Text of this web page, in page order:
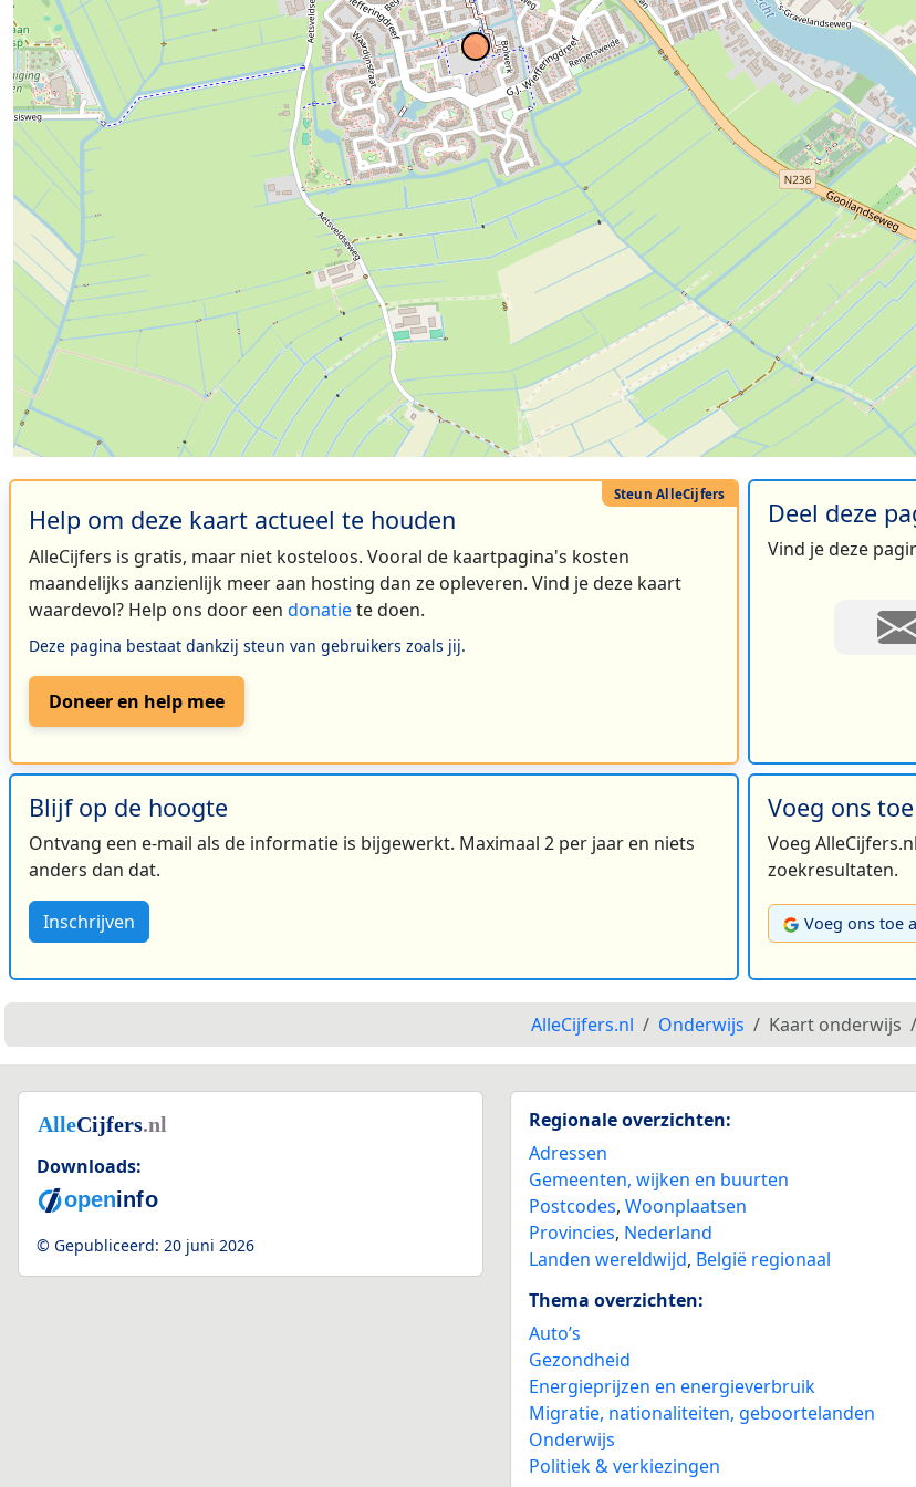
Help om deze kaart actueel te houden
AlleCijfers is gratis, maar niet kosteloos. Vooral de kaartpagina's kosten
maandelijks aanzienlijk meer aan hosting dan ze opleveren. Vind je deze kaart
waardevol? Help ons door een donatiete doen.
Deze pagina bestaat dankzij steun van gebruikers zoals jij.
Doneer en help mee
Deel deze
Vind je deze
Blijf op de hoogte
Ontvang een e-mail als de informatie is bijgewerkt. Maximaal 2 per jaar en niets
anders dan dat.
Inschrijven
Voeg ons
Voeg
zoekresultaten.
Voeg ons toe
AlleCijfers.nl Onderwijs Kaart onderwijs
Downloads:
© Gepubliceerd: 20 juni 2026
Regionale overzichten:
Adressen
Gemeenten, wijken en buurten
Postcodes,Woonplaatsen
Provincies, Nederland
Landen wereldwijd, België regionaal
Thema overzichten:
Auto’s
Gezondheid
Energieprijzen en energieverbruik
Migratie, nationaliteiten, geboortelanden
Onderwijs
Politiek & verkiezingen